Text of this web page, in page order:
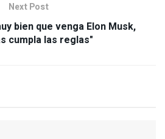
Next Post
bien que venga Elon Musk,
cumpla las reglas"